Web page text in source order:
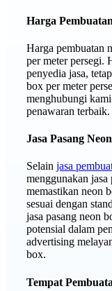
Harga
Harga pembuatan
per meter persegi.
penyedia jasa,
box per meter
menghubungi
penawaran terbaik.
Jasa Pasang
Selain jasa
menggunakan jasa
memastikan neon
sesuai dengan
jasa pasang neon
potensial dalam
advertising
box.
Tempat